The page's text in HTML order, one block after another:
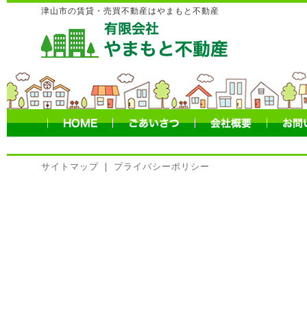
津山市の賃貸・売買不動産はやまもと不動産
サイトマップ ｜ プライバシーポリシー